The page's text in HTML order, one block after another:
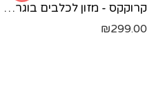
קרוקקס - מזון לכלבים בוגרים - דגים 12 ק"ג
₪299.00